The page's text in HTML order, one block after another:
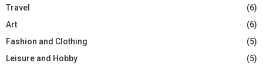
Travel
(6)
Art
(6)
Fashion and Clothing
(5)
Leisure and Hobby
(5)